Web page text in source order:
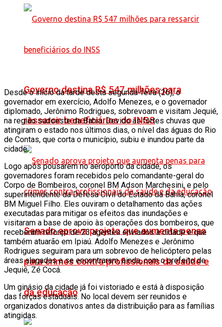
Governo destina R$ 547 milhões para
ressarcir beneficiários do INSS
Senado aprova projeto que aumenta penas
para crimes contra profissionais da saúde e
da educação
Desde o início da tarde desta segunda-feira (26), o
governador em exercício, Adolfo Menezes, e o governador
diplomado, Jerônimo Rodrigues, sobrevoam e visitam Jequié,
na região sudoeste da Bahia. Devido às fortes chuvas que
atingiram o estado nos últimos dias, o nível das águas do Rio
de Contas, que corta o município, subiu e inundou parte da
cidade.
Logo após pousarem no aeroporto da cidade, os
governadores foram recebidos pelo comandante-geral do
Corpo de Bombeiros, coronel BM Adson Marchesini, e pelo
superintendente da Defesa Civil do Estado da Bahia, coronel
BM Miguel Filho. Eles ouviram o detalhamento das ações
executadas para mitigar os efeitos das inundações e
visitaram a base de apoio às operações dos bombeiros, que
receberam reforço de 23 agentes enviados à cidade e que
também atuarão em Ipiaú. Adolfo Menezes e Jerônimo
Rodrigues seguiram para um sobrevoo de helicóptero pelas
áreas alagadas e se encontraram, ainda, com o prefeito de
Jequié, Zé Cocá.
Um ginásio da cidade já foi vistoriado e está à disposição
das forças estaduais. No local devem ser reunidos e
organizados donativos antes da distribuição para as famílias
atingidas.